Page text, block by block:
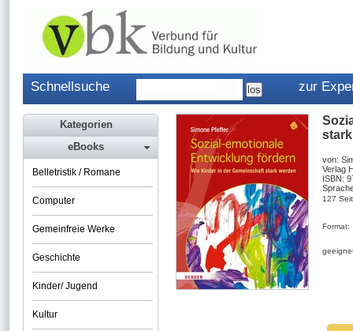
Schnellsuche zur
von:
Verlag
ISBN:
127
Format:
Kategorien
eBooks
Belletristik / Romane
Computer
Gemeinfreie Werke
Geschichte
Kinder/ Jugend
Kultur